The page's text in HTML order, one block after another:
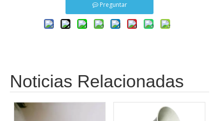
Preguntar
Noticias Relacionadas